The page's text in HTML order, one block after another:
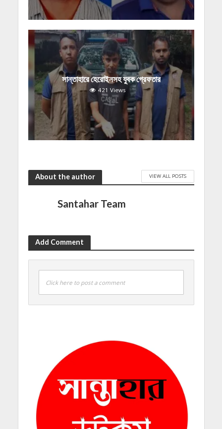
সান্তাহারে হেরোইনসহ যুবক গ্রেফতার
421 Views
About the author VIEW ALL POSTS
Santahar Team
Add Comment
Click here to post a comment